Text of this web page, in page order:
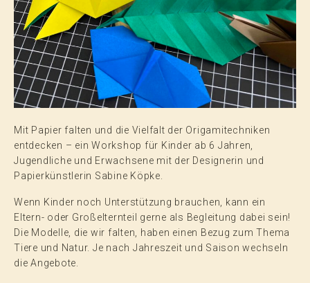
Mit Papier falten und die Vielfalt der Origamitechniken
entdecken – ein Workshop für Kinder ab 6 Jahren,
Jugendliche und Erwachsene mit der Designerin und
Papierkünstlerin Sabine Köpke.
Wenn Kinder noch Unterstützung brauchen, kann ein
Eltern- oder Großelternteil gerne als Begleitung dabei sein!
Die Modelle, die wir falten, haben einen Bezug zum Thema
Tiere und Natur. Je nach Jahreszeit und Saison wechseln
die Angebote.